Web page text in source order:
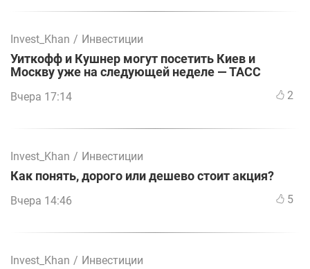
Invest_Khan / Инвестиции
Уиткофф и Кушнер могут посетить Киев и
Москву уже на следующей неделе — ТАСС
Вчера 17:14 2
Invest_Khan / Инвестиции
Как понять, дорого или дешево стоит акция?
Вчера 14:46 5
Invest_Khan / Инвестиции